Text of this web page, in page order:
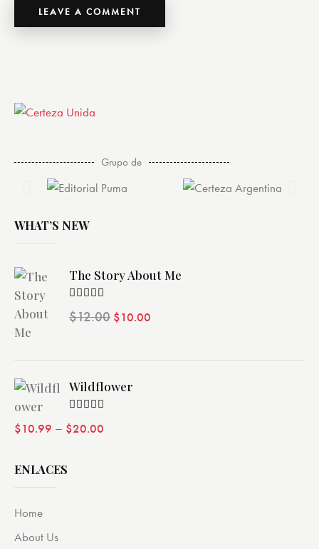
Grupo de
WHAT’S NEW
The Story About Me
Valorado
con4.00
$12.00 $10.00
Wildflower
con4.00
$10.99 – $20.00
ENLACES
Home
About Us